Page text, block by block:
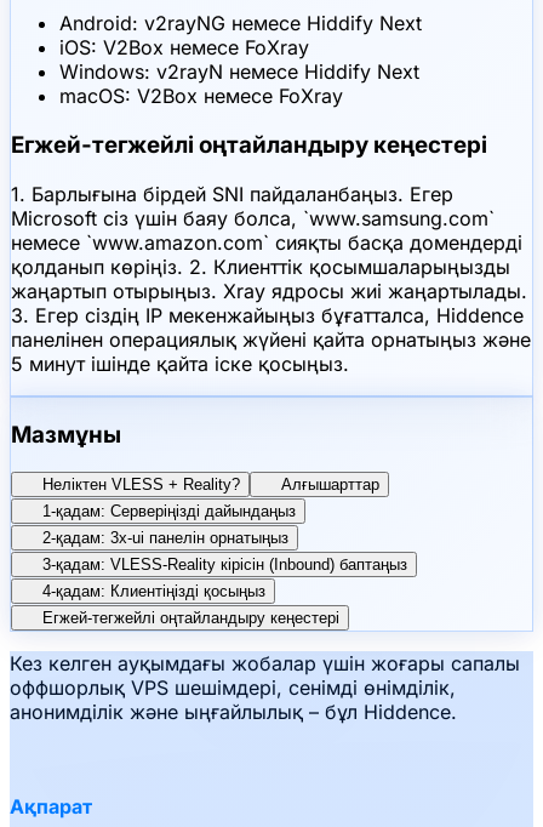
Android: v2rayNG немесе Hiddify Next
iOS: V2Box немесе FoXray
Windows: v2rayN немесе Hiddify Next
macOS: V2Box немесе FoXray
Егжей-тегжейлі оңтайландыру кеңестері
1. Барлығына бірдей SNI пайдаланбаңыз. Егер
Microsoft сіз үшін баяу болса, `www.samsung.com`
немесе `www.amazon.com` сияқты басқа домендерді
қолданып көріңіз. 2. Клиенттік қосымшаларыңызды
жаңартып отырыңыз. Xray ядросы жиі жаңартылады.
3. Егер сіздің IP мекенжайыңыз бұғатталса, Hiddence
панелінен операциялық жүйені қайта орнатыңыз және
5 минут ішінде қайта іске қосыңыз.
Мазмұны
Неліктен VLESS + Reality?
Алғышарттар
1-қадам: Серверіңізді дайындаңыз
2-қадам: 3x-ui панелін орнатыңыз
3-қадам: VLESS-Reality кірісін (Inbound) баптаңыз
4-қадам: Клиентіңізді қосыңыз
Егжей-тегжейлі оңтайландыру кеңестері
Кез келген ауқымдағы жобалар үшін жоғары сапалы
оффшорлық VPS шешімдері, сенімді өнімділік,
анонимділік және ыңғайлылық – бұл Hiddence.
Ақпарат